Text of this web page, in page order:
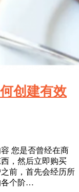
创建有效
您是否曾经在商
，然后立即购买
前，首先会经历所
各个阶…